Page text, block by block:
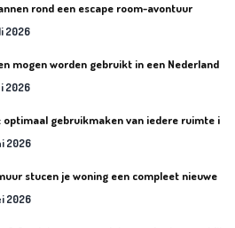
rond een escape room-avontuur
2026
2026
2026
2026